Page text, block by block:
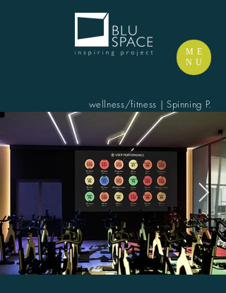
ME
NU
wellness/fitness | Spinning P.